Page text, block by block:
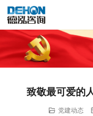
致敬最可爱的
党建动态